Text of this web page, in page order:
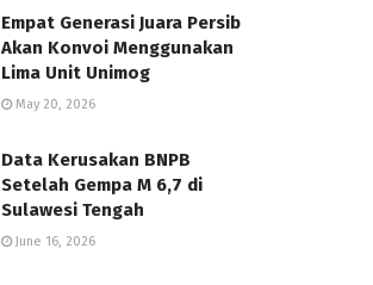
Empat Generasi Juara Persib
Akan Konvoi Menggunakan
Lima Unit Unimog
May 20, 2026
Data Kerusakan BNPB
Setelah Gempa M 6,7 di
Sulawesi Tengah
June 16, 2026